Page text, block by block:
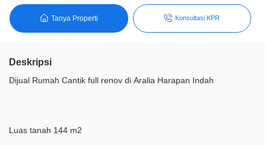
Tanya Properti Konsultasi KPR
Deskripsi
Dijual Rumah Cantik full renov di Aralia Harapan Indah
Luas tanah 144 m2